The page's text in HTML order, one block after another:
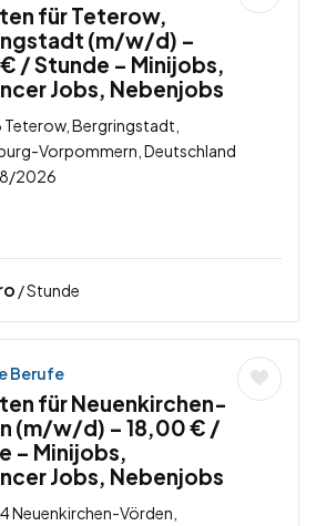
für Teterow,
(m/w/d) –
/ Stunde – Minijobs,
Jobs, Nebenjobs
Teterow, Bergringstadt,
Vorpommern, Deutschland
2026
/ Stunde
Berufe
für Neuenkirchen-
(m/w/d) – 18,00 € /
– Minijobs,
Jobs, Nebenjobs
Neuenkirchen-Vörden,